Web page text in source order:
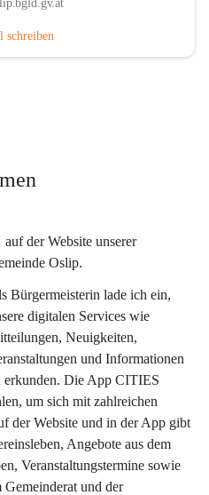
schreiben
der Website unserer
Oslip.
Bürgermeisterin lade ich ein,
digitalen Services wie
Neuigkeiten,
und Informationen
erkunden. Die App CITIES
um sich mit zahlreichen
der Website und in der App gibt
Angebote aus dem
Veranstaltungstermine sowie
Gemeinderat und der